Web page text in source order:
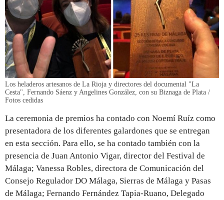
Los heladeros artesanos de La Rioja y directores del documental "La
Cesta", Fernando Sáenz y Angelines González, con su Biznaga de Plata /
Fotos cedidas
La ceremonia de premios ha contado con Noemí Ruíz como
presentadora de los diferentes galardones que se entregan
en esta sección. Para ello, se ha contado también con la
presencia de Juan Antonio Vigar, director del Festival de
Málaga; Vanessa Robles, directora de Comunicación del
Consejo Regulador DO Málaga, Sierras de Málaga y Pasas
de Málaga; Fernando Fernández Tapia-Ruano, Delegado